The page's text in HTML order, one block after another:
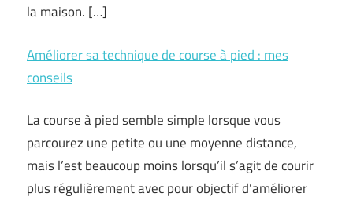
la maison. […]
Améliorer sa technique de course à pied : mes
conseils
La course à pied semble simple lorsque vous
parcourez une petite ou une moyenne distance,
mais l’est beaucoup moins lorsqu’il s’agit de courir
plus régulièrement avec pour objectif d’améliorer